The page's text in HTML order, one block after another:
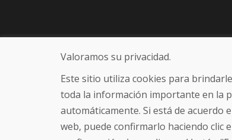
Valoramos su privacidad.
Este sitio utiliza cookies para
toda la información importante en la
automáticamente. Si está de acuerdo
web, puede confirmarlo haciendo clic